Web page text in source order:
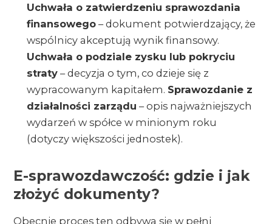
Uchwała o zatwierdzeniu sprawozdania
finansowego– dokument potwierdzający, że
wspólnicy akceptują wynik finansowy.
Uchwała o podziale zysku lub pokryciu
straty– decyzja o tym, co dzieje się z
wypracowanym kapitałem. Sprawozdanie z
działalności zarządu – opis najważniejszych
wydarzeń w spółce w minionym roku
(dotyczy większości jednostek).
E-sprawozdawczość: gdzie i jak
złożyć dokumenty?
Obecnie proces ten odbywa się w pełni